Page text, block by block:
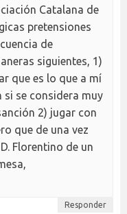
Catalana de
pretensiones
de
siguientes, 1)
que es lo que a mí
si se considera muy
2) jugar con
que de una vez
Florentino de un
Responder